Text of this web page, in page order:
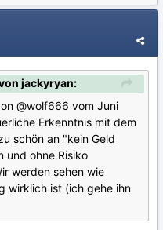
jackyryan:
@wolf666 vom Juni
Erkenntnis mit dem
schön an "kein Geld
und ohne Risiko
werden sehen wie
wirklich ist (ich gehe ihn